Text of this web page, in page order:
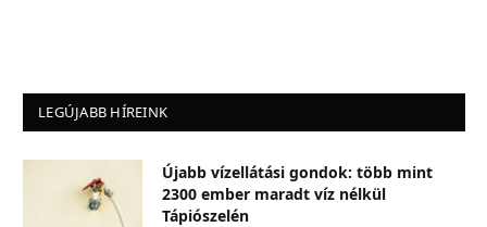
LEGÚJABB HÍREINK
Újabb vízellátási gondok: több mint
2300 ember maradt víz nélkül
Tápiószelén